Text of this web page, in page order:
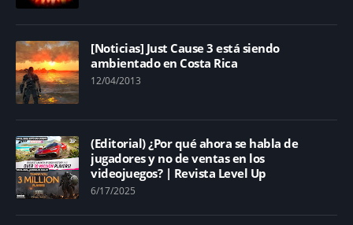
[Noticias] Just Cause 3 está siendo
ambientado en Costa Rica
12/04/2013
(Editorial) ¿Por qué ahora se habla de
jugadores y no de ventas en los
videojuegos? | Revista Level Up
6/17/2025